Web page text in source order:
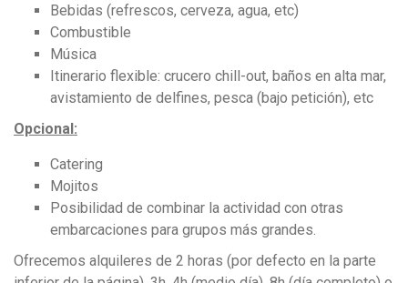
Bebidas (refrescos, cerveza, agua, etc)
Combustible
Música
Itinerario flexible: crucero chill-out, baños en alta mar,
avistamiento de delfines, pesca (bajo petición), etc
Opcional:
Catering
Mojitos
Posibilidad de combinar la actividad con otras
embarcaciones para grupos más grandes.
Ofrecemos alquileres de 2 horas (por defecto en la parte